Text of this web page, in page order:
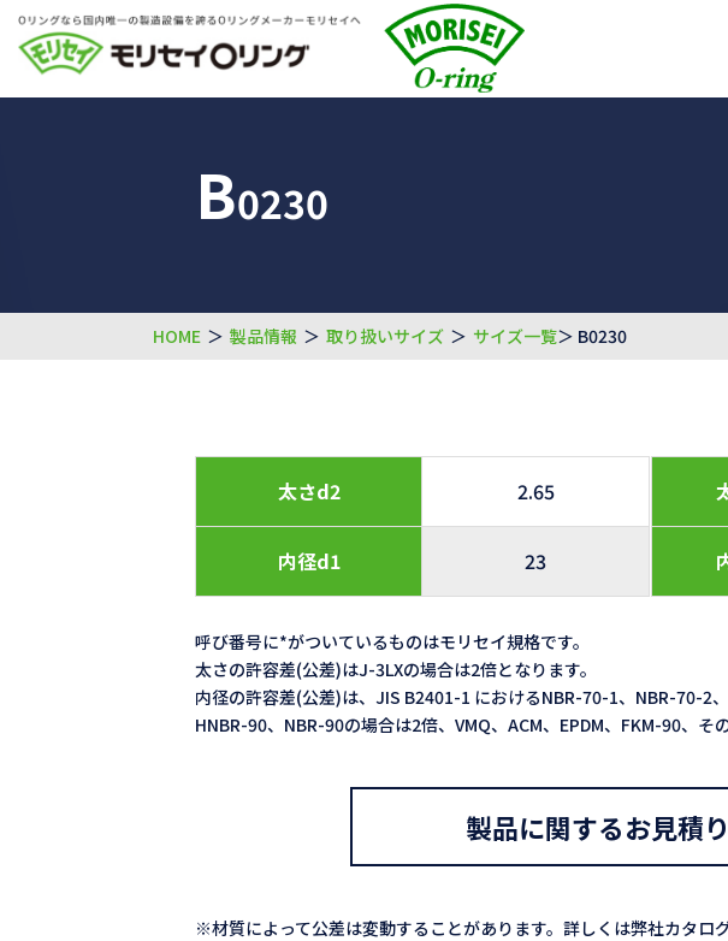
B0230
HOME ＞ 製品情報 ＞ 取り扱いサイズ ＞ サイズ一覧＞ B0230
太さd2 2.65
内径d1 23
呼び番号に*がついているものはモリセイ規格です。
太さの許容差(公差)はJ-3LXの場合は2倍となります。
内径の許容差(公差)は、JIS B2401-1 におけるNBR-70-1、NBR-70-2
HNBR-90、NBR-90の場合は2倍、VMQ、ACM、EPDM、FKM-90、そ
製品に関するお見積
※材質によって公差は変動することがあります。詳しくは弊社カタロ